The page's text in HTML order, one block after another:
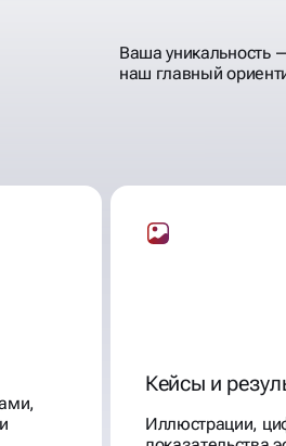
Ваша уникальность
наш главный
Кейсы и
Иллюстрации,